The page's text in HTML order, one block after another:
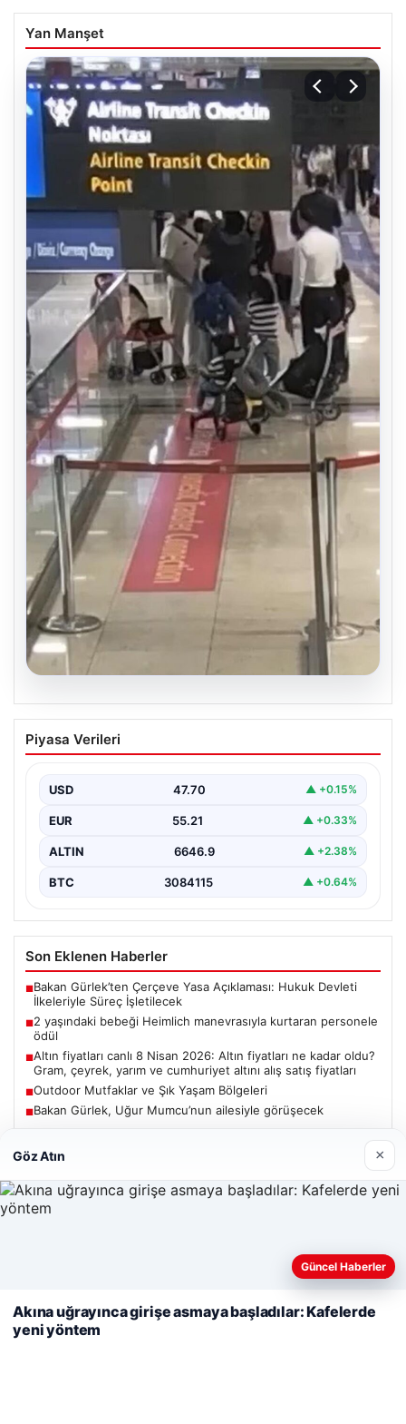
Yan Manşet
2 yaşındaki bebeği Heimlich
manevrasıyla kurtaran personele ödül
Bebeği Heimlich Manevrası ile Kurtaran Havalimanı
Personeline…
Piyasa Verileri
USD 47.70 ▲ +0.15%
EUR 55.21 ▲ +0.33%
ALTIN 6646.9 ▲ +2.38%
BTC 3084115 ▲ +0.64%
Son Eklenen Haberler
■Bakan Gürlek’ten Çerçeve Yasa Açıklaması: Hukuk Devleti
İlkeleriyle Süreç İşletilecek
■2 yaşındaki bebeği Heimlich manevrasıyla kurtaran personele
ödül
■Altın fiyatları canlı 8 Nisan 2026: Altın fiyatları ne kadar oldu?
Gram, çeyrek, yarım ve cumhuriyet altını alış satış fiyatları
■Outdoor Mutfaklar ve Şık Yaşam Bölgeleri
■Bakan Gürlek, Uğur Mumcu’nun ailesiyle görüşecek
Bakan Gürlek’ten Çerçeve Yasa Açıklaması: Hukuk Devleti
İlkeleriyle Süreç İşletilecek
Web sitemizi nasıl kullandığınızı daha iyi anlayabilmek,
kullanıyoruz.
Çerez Politikamız
Reddet
Göz Atın ×
Güncel Haberler
Akına uğrayınca girişe asmaya başladılar: Kafelerde
yeni yöntem